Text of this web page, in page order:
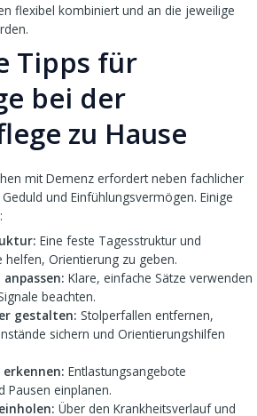
flexibel kombiniert und an die jeweilige
Tipps für
bei der
zu Hause
mit Demenz erfordert neben fachlicher
und Einfühlungsvermögen. Einige
Eine feste Tagesstruktur und
helfen, Orientierung zu geben.
Klare, einfache Sätze verwenden
beachten.
gestalten: Stolperfallen entfernen,
sichern und Orientierungshilfen
erkennen: Entlastungsangebote
Pausen einplanen.
Über den Krankheitsverlauf und